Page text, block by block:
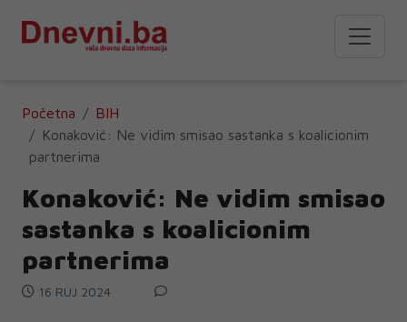
Početna
BIH
Konaković: Ne vidim smisao sastanka s koalicionim
partnerima
Konaković: Ne vidim smisao
sastanka s koalicionim
partnerima
16 RUJ 2024